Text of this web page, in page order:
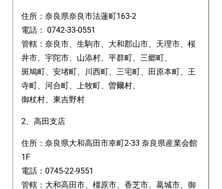
住所：奈良県奈良市法蓮町163-2
電話： 0742-33-0551
管轄：奈良市、生駒市、大和郡山市、天理市、桜
井市、宇陀市、山添村、平群町、三郷町、
斑鳩町、安堵町、川西町、三宅町、田原本町、王
寺町、河合町、上牧町、曽爾村、
御杖村、東吉野村
2、高田支店
住所：奈良県大和高田市幸町2-33 奈良県産業会館
1F
電話：0745-22-9551
管轄：大和高田市、橿原市、香芝市、葛城市、御